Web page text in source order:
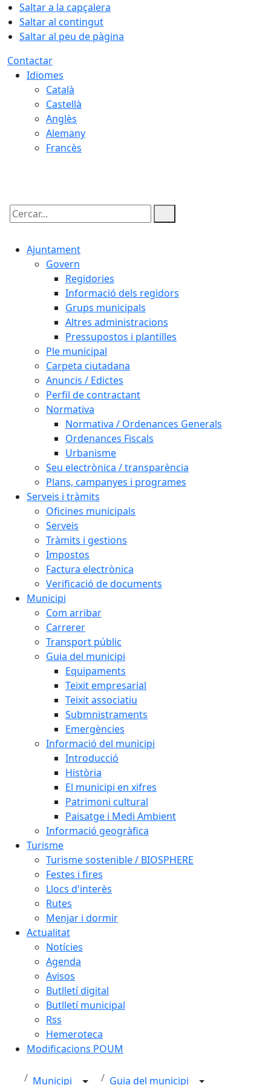
Saltar a la capçalera
Saltar al contingut
Saltar al peu de pàgina
Contactar
Idiomes
Català
Castellà
Anglès
Alemany
Francès
Cercar:
Ajuntament
Govern
Regidories
Informació dels regidors
Grups municipals
Altres administracions
Pressupostos i plantilles
Ple municipal
Carpeta ciutadana
Anuncis / Edictes
Perfil de contractant
Normativa
Normativa / Ordenances Generals
Ordenances Fiscals
Urbanisme
Seu electrònica / transparència
Plans, campanyes i programes
Serveis i tràmits
Oficines municipals
Serveis
Tràmits i gestions
Impostos
Factura electrònica
Verificació de documents
Municipi
Com arribar
Carrerer
Transport públic
Guia del municipi
Equipaments
Teixit empresarial
Teixit associatiu
Submnistraments
Emergències
Informació del municipi
Introducció
Història
El municipi en xifres
Patrimoni cultural
Paisatge i Medi Ambient
Informació geogràfica
Turisme
Turisme sostenible / BIOSPHERE
Festes i fires
Llocs d'interès
Rutes
Menjar i dormir
Actualitat
Notícies
Agenda
Avisos
Butlletí digital
Butlletí municipal
Rss
Hemeroteca
Modificacions POUM
Municipi Guia del municipi